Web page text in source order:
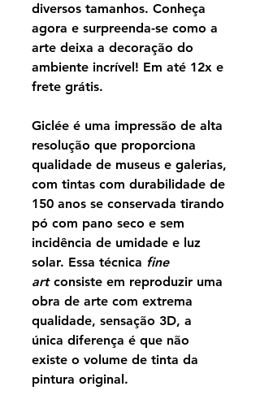
diversos tamanhos. Conheça
agora e surpreenda-se como a
arte deixa a decoração do
ambiente incrível! Em até 12x e
frete grátis.
Giclée é uma impressão de alta
resolução que proporciona
qualidade de museus e galerias,
com tintas com durabilidade de
150 anos se conservada tirando
pó com pano seco e sem
incidência de umidade e luz
solar. Essa técnica fine
artconsiste em reproduzir uma
obra de arte com extrema
qualidade, sensação 3D, a
única diferença é que não
existe o volume de tinta da
pintura original.